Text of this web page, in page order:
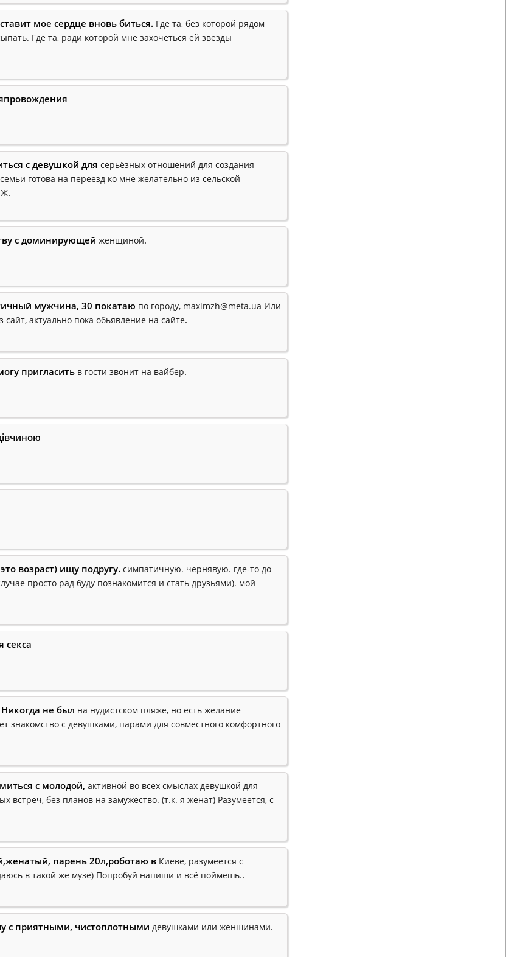
мое сердце вновь биться. Где та, без которой рядом
Где та, ради которой мне захочеться ей звезды
с девушкой для серьёзных отношений для создания
готова на переезд ко мне желательно из сельской
Ж.
с доминирующей женщиной.
мужчина, 30 покатаю по городу, maximzh@meta.ua Или
актуально пока обьявление на сайте.
пригласить в гости звонит на вайбер.
возраст) ищу подругу. симпатичную. чернявую. где-то до
просто рад буду познакомится и стать друзьями). мой
секса
не был на нудистском пляже, но есть желание
знакомство с девушками, парами для совместного комфортного
с молодой, активной во всех смыслах девушкой для
встреч, без планов на замужество. (т.к. я женат) Разумеется, с
парень 20л,роботаю в Киеве, разумеется с
в такой же музе) Попробуй напиши и всё поймешь..
с приятными, чистоплотными девушками или женшинами.